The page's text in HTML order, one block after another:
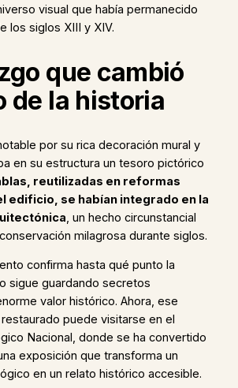
visual que había permanecido
los siglos XIII y XIV.
que cambió
de la historia
por su rica decoración mural y
en su estructura un tesoro pictórico
reutilizadas en reformas
edificio, se habían integrado en la
, un hecho circunstancial
milagrosa durante siglos.
confirma hasta qué punto la
sigue guardando secretos
valor histórico. Ahora, ese
puede visitarse en el
Nacional, donde se ha convertido
exposición que transforma un
en un relato histórico accesible.